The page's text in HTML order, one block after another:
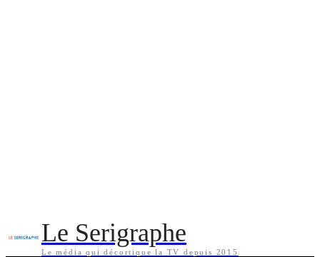
Le Serigraphe
Le média qui décortique la TV depuis 2015